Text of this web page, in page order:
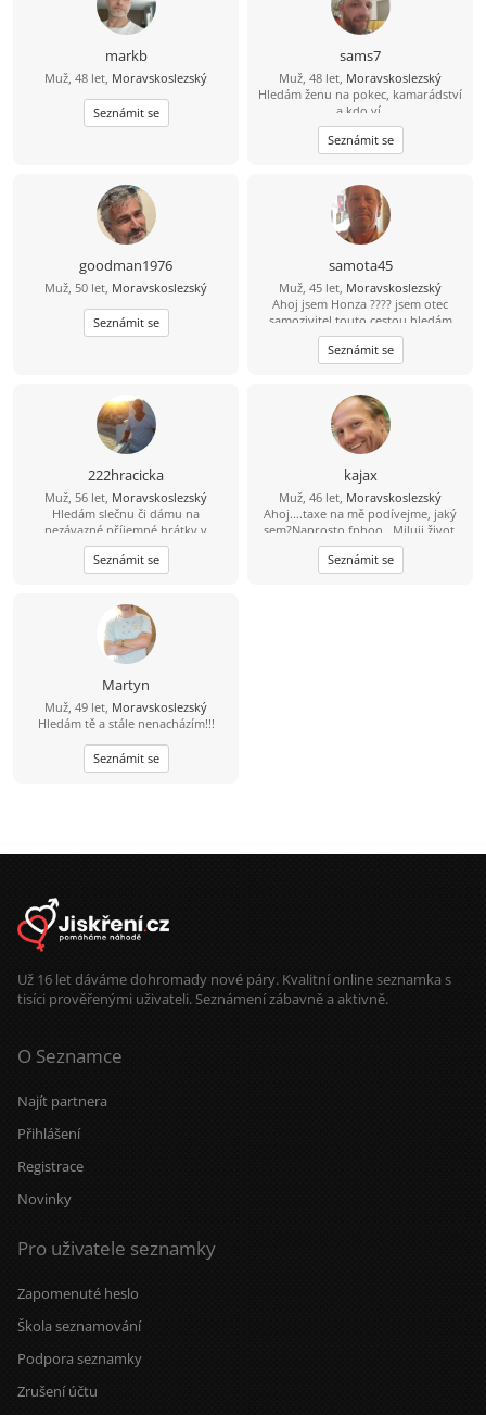
markb
Muž, 48 let, Moravskoslezský
Seznámit se
sams7
Muž, 48 let, Moravskoslezský
Hledám ženu na pokec, kamarádství
a kdo ví.
Seznámit se
goodman1976
Muž, 50 let, Moravskoslezský
Seznámit se
samota45
Muž, 45 let, Moravskoslezský
Ahoj jsem Honza ???? jsem otec
samozivitel touto cestou hledám
lásku porozumění a upsymnost.
Seznámit se
222hracicka
Muž, 56 let, Moravskoslezský
Hledám slečnu či dámu na
nezávazné příjemné hrátky v
dopoledních hodinách. Žádné
následné komplikace! :-D Ostravsko
Seznámit se
kajax
Muž, 46 let, Moravskoslezský
Ahoj....taxe na mě podívejme, jaký
sem?Naprosto fphoo...Miluji život,
rád se směju, miluji sluníčko, sem
pozitivně naladěný extrovert, takže
když je tma tak já svítím...Místama až
Seznámit se
Martyn
Muž, 49 let, Moravskoslezský
Hledám tě a stále nenacházím!!!
Seznámit se
Už 16 let dáváme dohromady nové páry. Kvalitní online seznamka s
tisíci prověřenými uživateli. Seznámení zábavně a aktivně.
O Seznamce
Najít partnera
Přihlášení
Registrace
Novinky
Pro uživatele seznamky
Zapomenuté heslo
Škola seznamování
Podpora seznamky
Zrušení účtu